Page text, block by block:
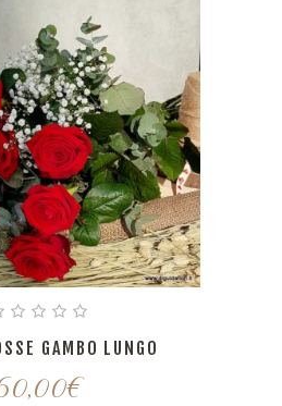
GAMBO LUNGO
€